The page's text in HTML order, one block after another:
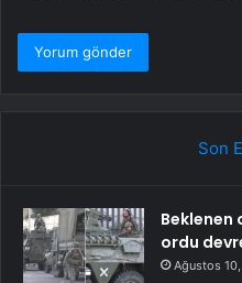
Son
Beklenen
ordu
Ağustos